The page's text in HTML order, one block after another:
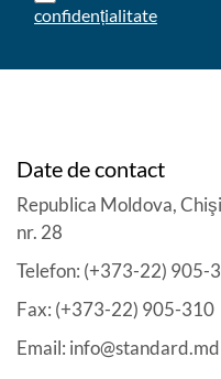
confidențialitate
Date de contact
Republica Moldova,
nr. 28
Telefon: (+373-22) 905-
Fax: (+373-22) 905-310
Email: info@standard.md